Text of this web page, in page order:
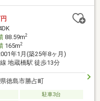
88.59m2
165m2
年1月(築25年8ヶ月)
地蔵橋駅 徒歩13分
徳島市勝占町
駐車3台